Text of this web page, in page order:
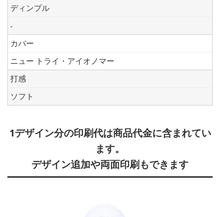
ディンプル
-
カバー
ニュー トライ・アイオノマー
打感
ソフト
1デザイン分の印刷代は商品代金に含まれてい
ます。
デザイン追加や両面印刷もできます